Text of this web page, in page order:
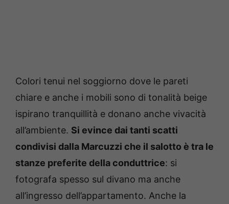
Colori tenui nel soggiorno dove le pareti
chiare e anche i mobili sono di tonalità beige
ispirano tranquillità e donano anche vivacità
all’ambiente. Si evince dai tanti scatti
condivisi dalla Marcuzzi che il salotto è tra le
stanze preferite della conduttrice: si
fotografa spesso sul divano ma anche
all’ingresso dell’appartamento. Anche la